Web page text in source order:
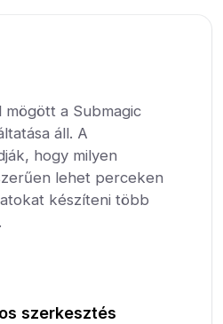
a Submagic
áll. A
hogy milyen
lehet perceken
készíteni több
szerkesztés